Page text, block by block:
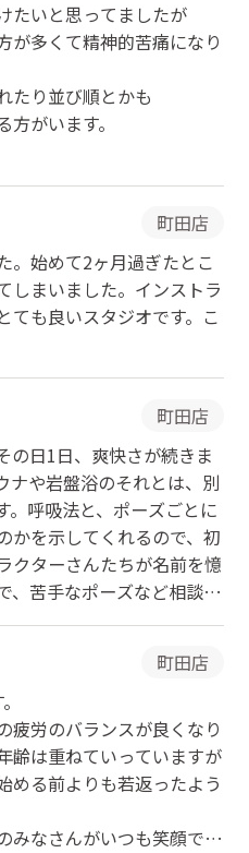
たいと思ってましたが
が多くて精神的苦痛になり
たり並び順とかも
がいます。
町田店
。始めて2ヶ月過ぎたとこ
しまいました。インストラ
ても良いスタジオです。こ
町田店
の日1日、爽快さが続きま
ナや岩盤浴のそれとは、別
。呼吸法と、ポーズごとに
かを示してくれるので、初
クターさんたちが名前を憶
、苦手なポーズなど相談し
町田店
疲労のバランスが良くなり
齢は重ねていっていますが
める前よりも若返ったよう
みなさんがいつも笑顔で迎